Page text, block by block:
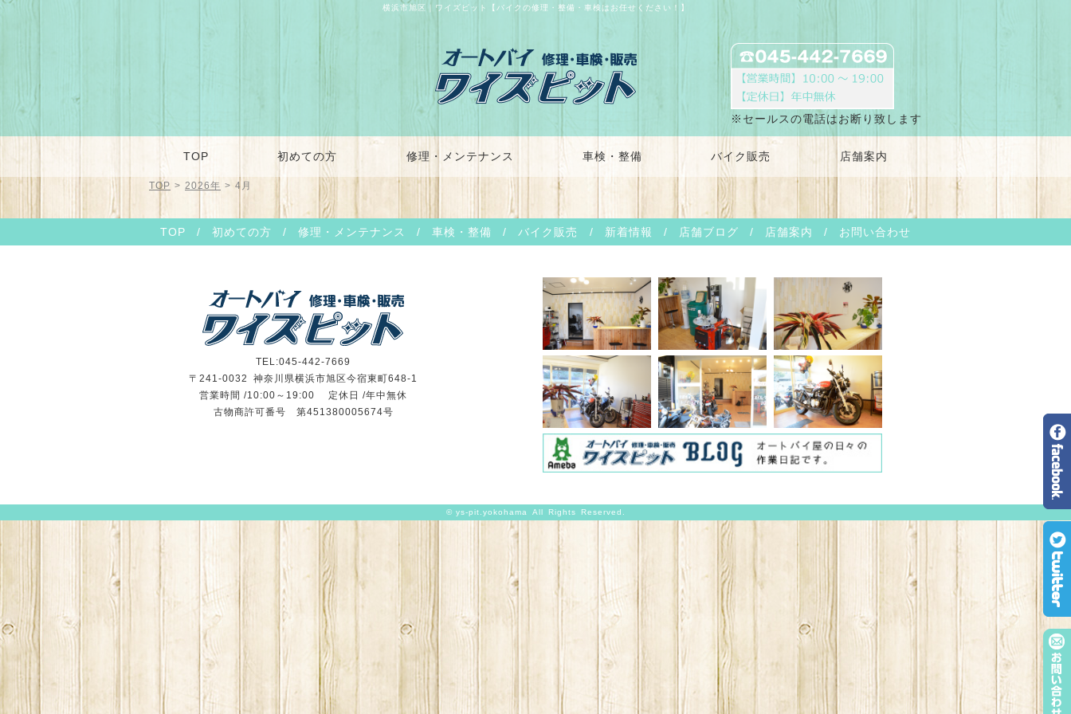
横浜市旭区｜ワイズピット【バイクの修理・整備・車検はお任せください！】
※セールスの電話はお断り致します
TOP 初めての方 修理・メンテナンス 車検・整備 バイク販売 店舗案内
TOP > 2026年 > 4月
TOP / 初めての方 / 修理・メンテナンス / 車検・整備 / バイク販売 / 新着情報 / 店舗ブログ / 店舗案内 / お問い合わせ
TEL:045-442-7669
〒241-0032 神奈川県横浜市旭区今宿東町648-1
営業時間 /10:00～19:00 定休日 /年中無休
古物商許可番号 第451380005674号
© ys-pit.yokohama All Rights Reserved.